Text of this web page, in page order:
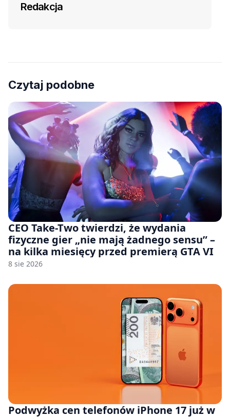
Redakcja
Czytaj podobne
CEO Take-Two twierdzi, że wydania
fizyczne gier „nie mają żadnego sensu” –
na kilka miesięcy przed premierą GTA VI
8 sie 2026
Podwyżka cen telefonów iPhone 17 już w